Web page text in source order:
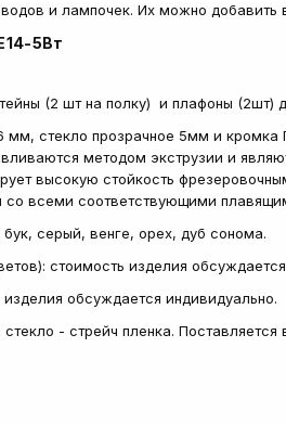
и лампочек. Их можно добавить
5Вт
(2 шт на полку) и плафоны (2шт)
мм, стекло прозрачное 5мм и
методом экструзии и
высокую стойкость
со всеми соответствующими
серый, венге, орех, дуб сонома.
стоимость изделия
изделия обсуждается индивидуально.
- стрейч пленка. Поставляется